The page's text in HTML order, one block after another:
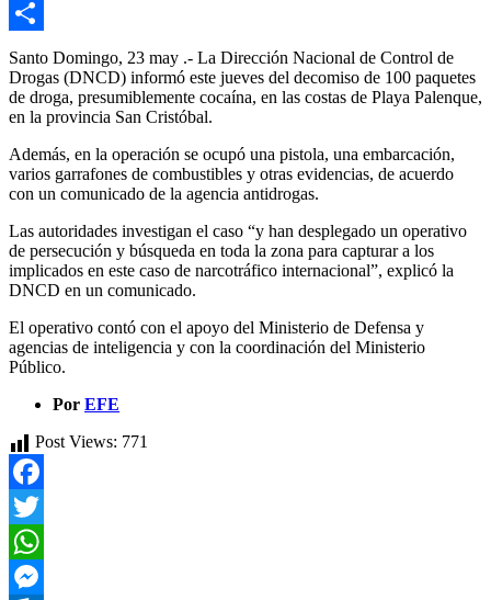
Email
Compartir
Santo Domingo, 23 may .- La Dirección Nacional de Control de
Drogas (DNCD) informó este jueves del decomiso de 100 paquetes
de droga, presumiblemente cocaína, en las costas de Playa Palenque,
en la provincia San Cristóbal.
Además, en la operación se ocupó una pistola, una embarcación,
varios garrafones de combustibles y otras evidencias, de acuerdo
con un comunicado de la agencia antidrogas.
Las autoridades investigan el caso “y han desplegado un operativo
de persecución y búsqueda en toda la zona para capturar a los
implicados en este caso de narcotráfico internacional”, explicó la
DNCD en un comunicado.
El operativo contó con el apoyo del Ministerio de Defensa y
agencias de inteligencia y con la coordinación del Ministerio
Público.
Por EFE
Post Views: 771
Facebook
Twitter
WhatsApp